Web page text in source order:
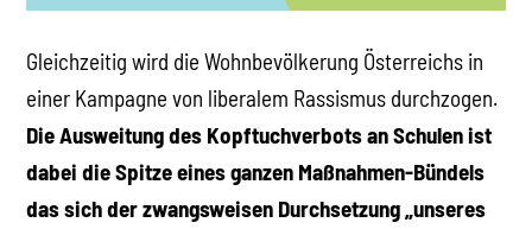
Gleichzeitig wird die Wohnbevölkerung Österreichs in
einer Kampagne von liberalem Rassismus durchzogen.
Die Ausweitung des Kopftuchverbots an Schulen ist
dabei die Spitze eines ganzen Maßnahmen-Bündels
das sich der zwangsweisen Durchsetzung „unseres